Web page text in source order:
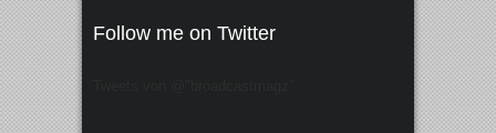
Follow me on Twitter